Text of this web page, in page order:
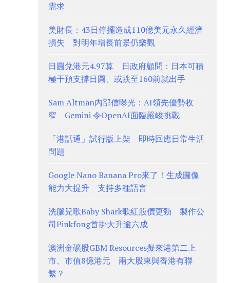
需求
美財長：43日停擺造成110億美元永久經濟
損失 對明年增長前景仍樂觀
日圓兌港元4.97算 日政府顧問：日本可積
極干預支撐日圓、或跌至160前就出手
Sam Altman內部信曝光：AI領先優勢收
窄 Gemini 令OpenAI面臨嚴峻挑戰
「港話通」試行版上架 即時回應日常生活
問題
Google Nano Banana Pro來了！生成圖像
能力大提升 支持多種語言
洗腦兒歌Baby Shark歌紅股價更勁 製作公
司Pinkfong首掛大升逾六成
澳洲金礦股GBM Resources擬來港第二上
市、市值8億港元 兩大股東與香港有聯
繫？